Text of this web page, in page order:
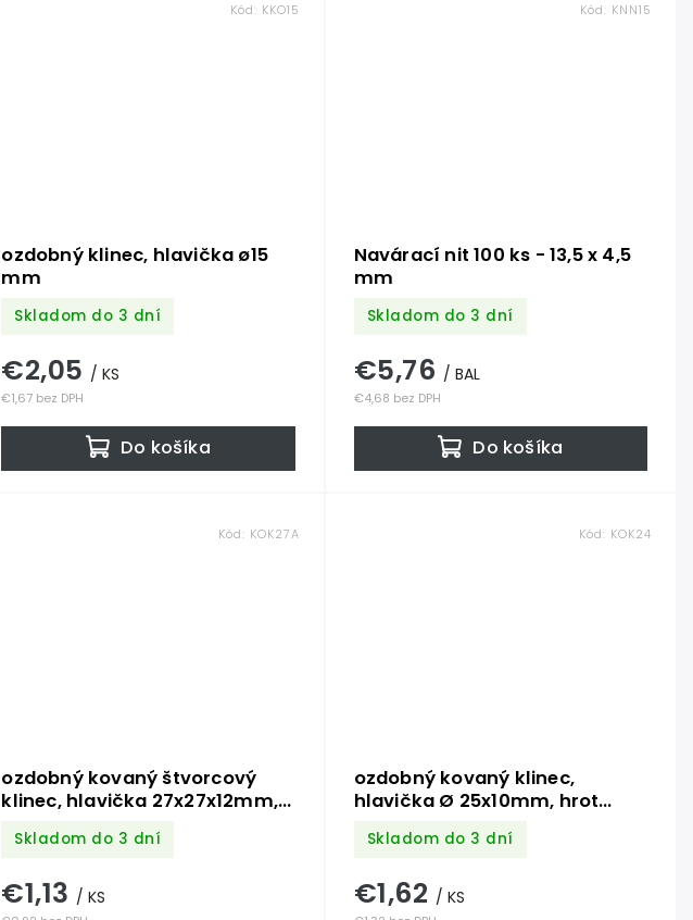
ozdobný klinec, hlavička ø15
mm
Skladom do 3 dní
€1,67 bez DPH
€2,05 / KS
Do košíka
Kód: KKO15
Navárací nit 100 ks - 13,5 x 4,5
mm
Skladom do 3 dní
€4,68 bez DPH
€5,76 / BAL
Do košíka
Kód: KNN15
ozdobný kovaný štvorcový
klinec, hlavička 27x27x12mm,
povrchovej úpravy
Skladom do 3 dní
€1,13 / KS
Kód: KOK27A
ozdobný kovaný klinec,
hlavička Ø 25x10mm, hrot
úpravy
Skladom do 3 dní
€1,62 / KS
Kód: KOK24